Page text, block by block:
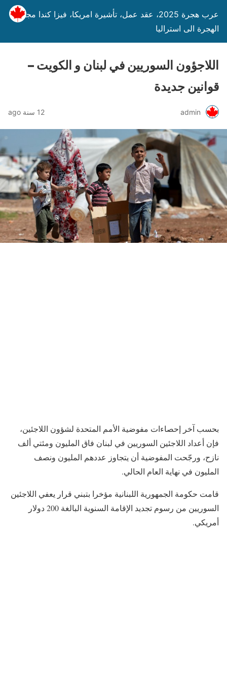
عرب هجرة 2025، عقد عمل، تأشيرة امريكا، فيزا كندا مجانا،
الهجرة الى استراليا
اللاجؤون السوريين في لبنان و الكويت –
قوانين جديدة
admin 12 سنة ago
بحسب آخر إحصاءات مفوضية الأمم المتحدة لشؤون اللاجئين،
فإن أعداد اللاجئين السوريين في لبنان فاق المليون ومئتي ألف
نازح، ورجّحت المفوضية أن يتجاوز عددهم المليون ونصف
المليون في نهاية العام الحالي.
قامت حكومة الجمهورية اللبنانية مؤخرا بتبني قرار يعفي اللاجئين
السوريين من رسوم تجديد الإقامة السنوية البالغة 200 دولار
أمريكي.